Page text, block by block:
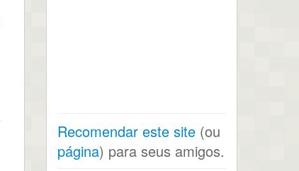
Recomendar este site (ou
página) para seus amigos.